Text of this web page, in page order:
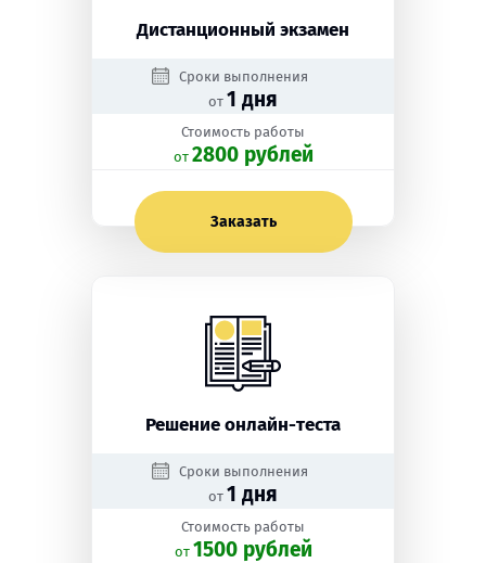
Дистанционный экзамен
Сроки выполнения
от 1 дня
Стоимость работы
oт 2800 рублей
Заказать
Решение онлайн-теста
Сроки выполнения
от 1 дня
Стоимость работы
oт 1500 рублей